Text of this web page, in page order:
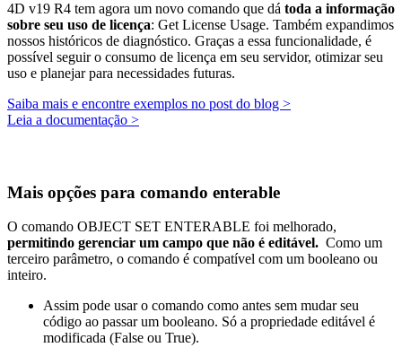
4D v19 R4 tem agora um novo comando que dá toda a informação
sobre seu uso de licença: Get License Usage. Também expandimos
nossos históricos de diagnóstico. Graças a essa funcionalidade, é
possível seguir o consumo de licença em seu servidor, otimizar seu
uso e planejar para necessidades futuras.
Saiba mais e encontre exemplos no post do blog >
Leia a documentação >
Mais opções para comando enterable
O comando OBJECT SET ENTERABLE foi melhorado,
permitindo gerenciar um campo que não é editável. Como um
terceiro parâmetro, o comando é compatível com um booleano ou
inteiro.
Assim pode usar o comando como antes sem mudar seu
código ao passar um booleano. Só a propriedade editável é
modificada (False ou True).